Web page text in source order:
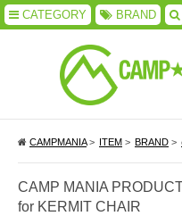
CATEGORY BRAND
CAMPMANIA> ITEM > BRAND >
CAMP MANIA
for KERMIT CHAIR